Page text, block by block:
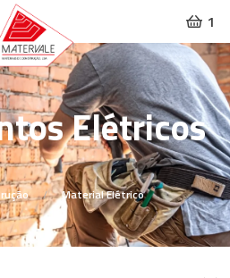
1
Elétricos
Material Elétrico